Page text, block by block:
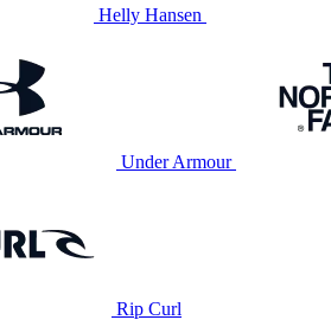
Helly Hansen
Under Armour
Rip Curl